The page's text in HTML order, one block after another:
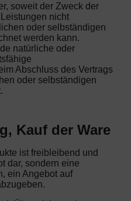
soweit der Zweck der
nicht
oder selbständigen
werden kann.
natürliche oder
Abschluss des Vertrags
oder selbständigen
Kauf der Ware
ist freibleibend und
dar, sondern eine
ein Angebot auf